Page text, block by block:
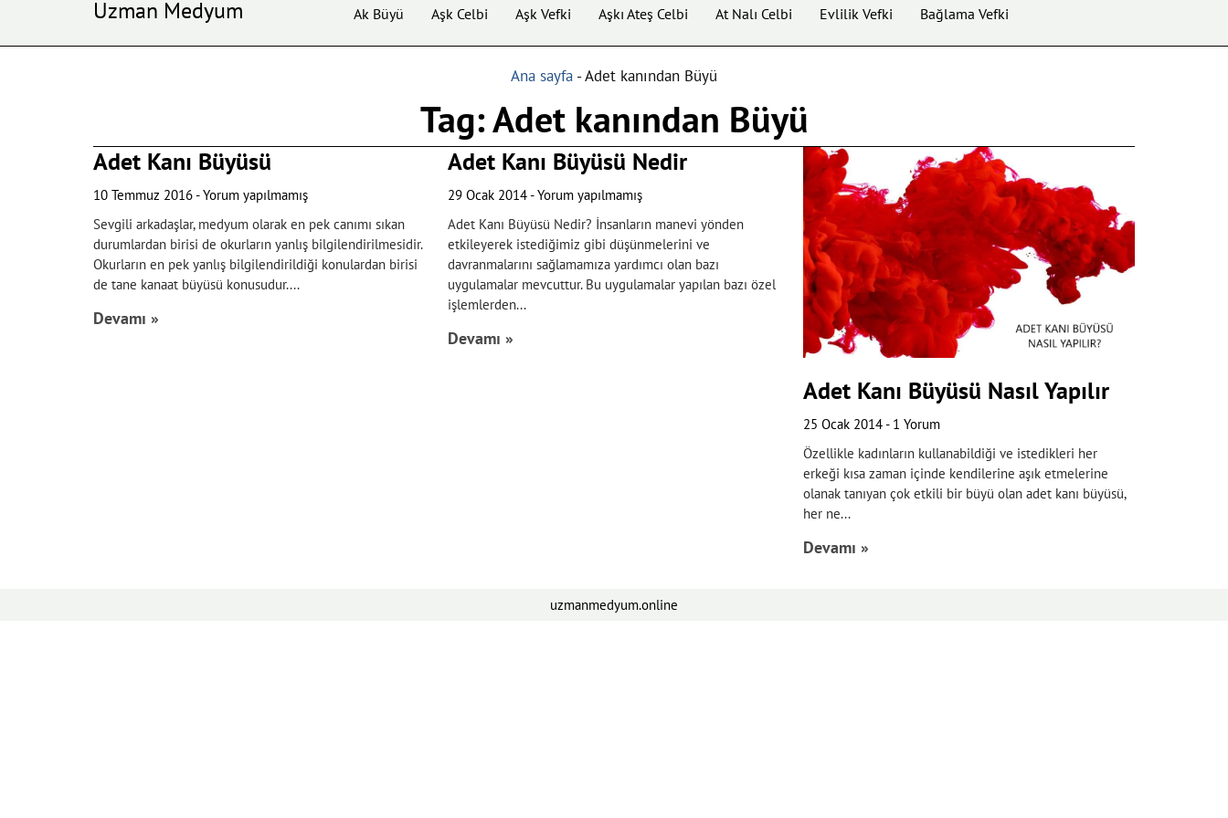
Uzman Medyum Ak Büyü Aşk Celbi Aşk Vefki Aşkı Ateş Celbi At Nalı Celbi Evlilik Vefki Bağlama Vefki
Ana sayfa -Adet kanından Büyü
Tag: Adet kanından Büyü
Adet Kanı Büyüsü
10 Temmuz 2016 Yorum yapılmamış
Sevgili arkadaşlar, medyum olarak en pek canımı sıkan
durumlardan birisi de okurların yanlış bilgilendirilmesidir.
Okurların en pek yanlış bilgilendirildiği konulardan birisi
de tane kanaat büyüsü konusudur.
Devamı »
Adet Kanı Büyüsü Nedir
29 Ocak 2014 Yorum yapılmamış
Adet Kanı Büyüsü Nedir? İnsanların manevi yönden
etkileyerek istediğimiz gibi düşünmelerini ve
davranmalarını sağlamamıza yardımcı olan bazı
uygulamalar mevcuttur. Bu uygulamalar yapılan bazı özel
işlemlerden
Devamı »
Adet Kanı Büyüsü Nasıl Yapılır
25 Ocak 2014
1 Yorum
Özellikle kadınların kullanabildiği ve istedikleri her
erkeği kısa zaman içinde kendilerine aşık etmelerine
olanak tanıyan çok etkili bir büyü olan adet kanı büyüsü,
her ne
Devamı »
uzmanmedyum.online